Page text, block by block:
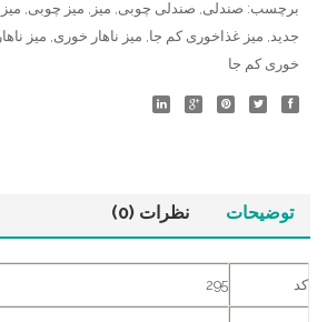
برچسب: صندلی صندلی چوبی میز میز چوبی
جدید میز غذاخوری کم جا میز ناهار خوری میز ناهار
خوری کم جا
توضیحات نظرات (0)
کد 295